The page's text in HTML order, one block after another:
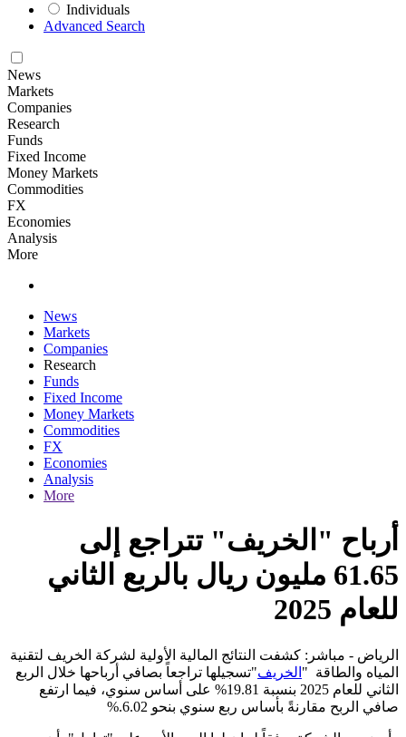
Individuals
Advanced Search
News
Markets
Companies
Research
Funds
Fixed Income
Money Markets
Commodities
FX
Economies
Analysis
More
News
Markets
Companies
Research
Funds
Fixed Income
Money Markets
Commodities
FX
Economies
Analysis
More
أرباح "الخريف" تتراجع إلى
61.65 مليون ريال بالربع الثاني
للعام 2025
الرياض - مباشر: كشفت النتائج المالية الأولية لشركة الخريف لتقنية
المياه والطاقة
"الخريف "
تسجيلها تراجعاً بصافي أرباحها خلال الربع
الثاني للعام 2025 بنسبة 19.81% على أساس سنوي، فيما ارتفع
صافي الربح مقارنةً بأساس ربع سنوي بنحو 6.02
%.